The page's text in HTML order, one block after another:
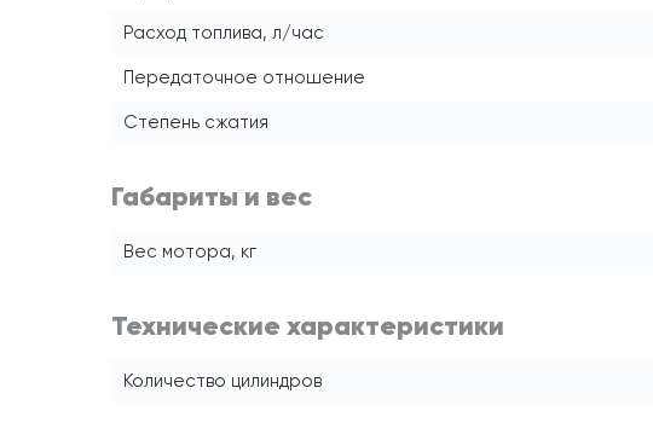
Расход топлива, л/час
Передаточное отношение
Степень сжатия
Габариты и вес
Вес мотора, кг
Технические характеристики
Количество цилиндров